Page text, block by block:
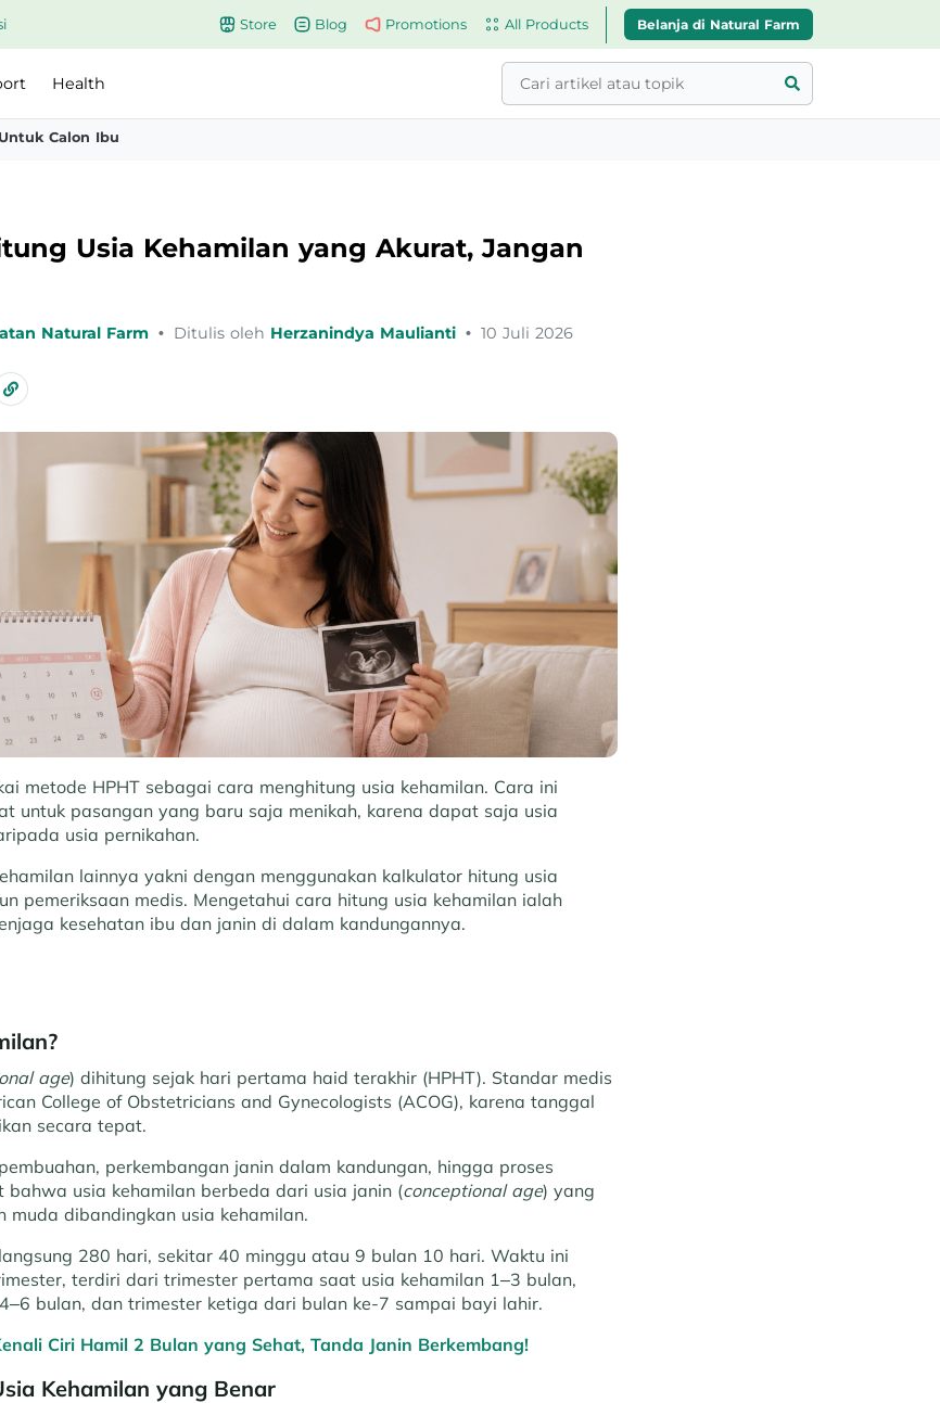
Store Blog Promotions All Products Belanja di Natural Farm
Health
Calon Ibu
Usia Kehamilan yang Akurat, Jangan
Natural Farm • Ditulis oleh Herzanindya Maulianti • 10 Juli 2026
metode HPHT sebagai cara menghitung usia kehamilan. Cara ini
untuk pasangan yang baru saja menikah, karena dapat saja usia
usia pernikahan.
lainnya yakni dengan menggunakan kalkulator hitung usia
pemeriksaan medis. Mengetahui cara hitung usia kehamilan ialah
kesehatan ibu dan janin di dalam kandungannya.
age) dihitung sejak hari pertama haid terakhir (HPHT). Standar medis
College of Obstetricians and Gynecologists (ACOG), karena tanggal
secara tepat.
perkembangan janin dalam kandungan, hingga proses
bahwa usia kehamilan berbeda dari usia janin (conceptional age) yang
muda dibandingkan usia kehamilan.
280 hari, sekitar 40 minggu atau 9 bulan 10 hari. Waktu ini
terdiri dari trimester pertama saat usia kehamilan 1–3 bulan,
bulan, dan trimester ketiga dari bulan ke-7 sampai bayi lahir.
Ciri Hamil 2 Bulan yang Sehat, Tanda Janin Berkembang!
Kehamilan yang Benar